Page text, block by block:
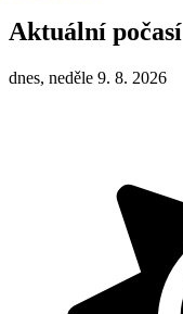
Aktuální počasí
dnes, neděle 9. 8. 2026